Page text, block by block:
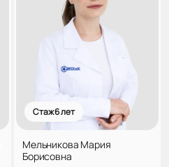
Стаж 6 лет
Мельникова Мария
Борисовна